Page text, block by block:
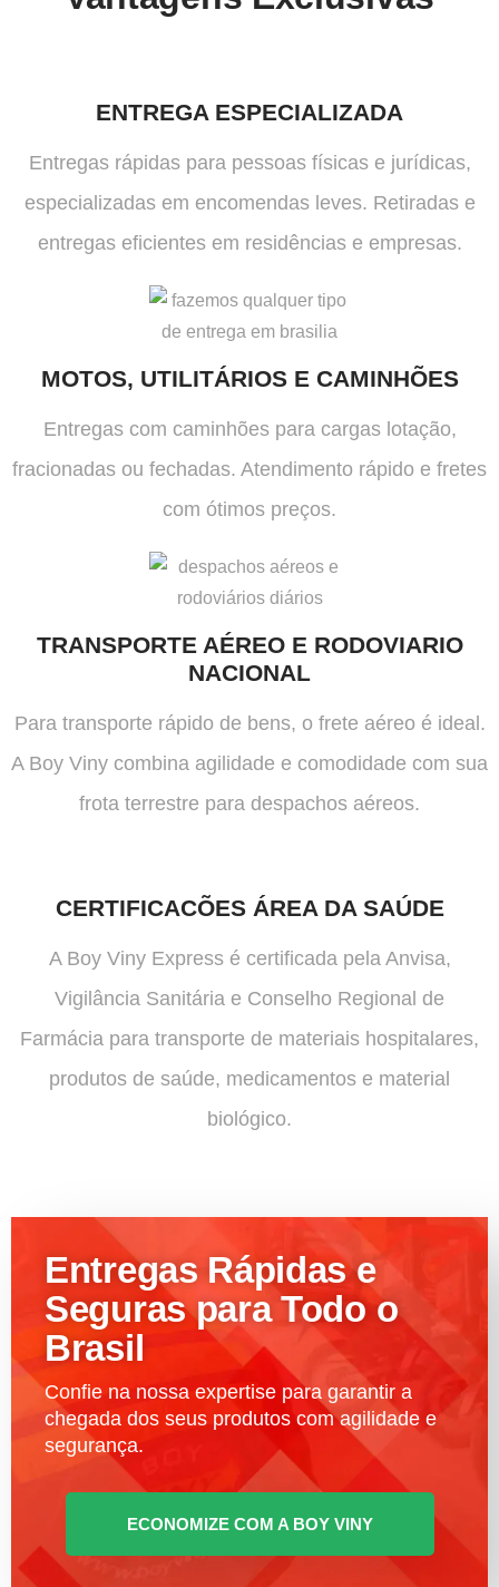
ENTREGA ESPECIALIZADA
Entregas rápidas para pessoas físicas e jurídicas,
especializadas em encomendas leves. Retiradas e
entregas eficientes em residências e empresas.
MOTOS, UTILITÁRIOS E CAMINHÕES
Entregas com caminhões para cargas lotação,
fracionadas ou fechadas. Atendimento rápido e fretes
com ótimos preços.
TRANSPORTE AÉREO E RODOVIARIO
NACIONAL
Para transporte rápido de bens, o frete aéreo é ideal.
A Boy Viny combina agilidade e comodidade com sua
frota terrestre para despachos aéreos.
CERTIFICACÕES ÁREA DA SAÚDE
A Boy Viny Express é certificada pela Anvisa,
Vigilância Sanitária e Conselho Regional de
Farmácia para transporte de materiais hospitalares,
produtos de saúde, medicamentos e material
biológico.
Entregas Rápidas e
Seguras para Todo o
Brasil
Confie na nossa expertise para garantir a
chegada dos seus produtos com agilidade e
segurança.
ECONOMIZE COM A BOY VINY